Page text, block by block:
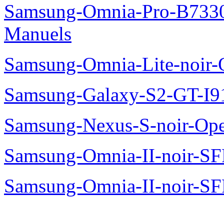
Samsung-Omnia-Pro-
Manuels
Samsung-Omnia-Lite-
Samsung-Galaxy-S2-GT-
Samsung-Nexus-S-noir-
Samsung-Omnia-II-noir-
Samsung-Omnia-II-noir-